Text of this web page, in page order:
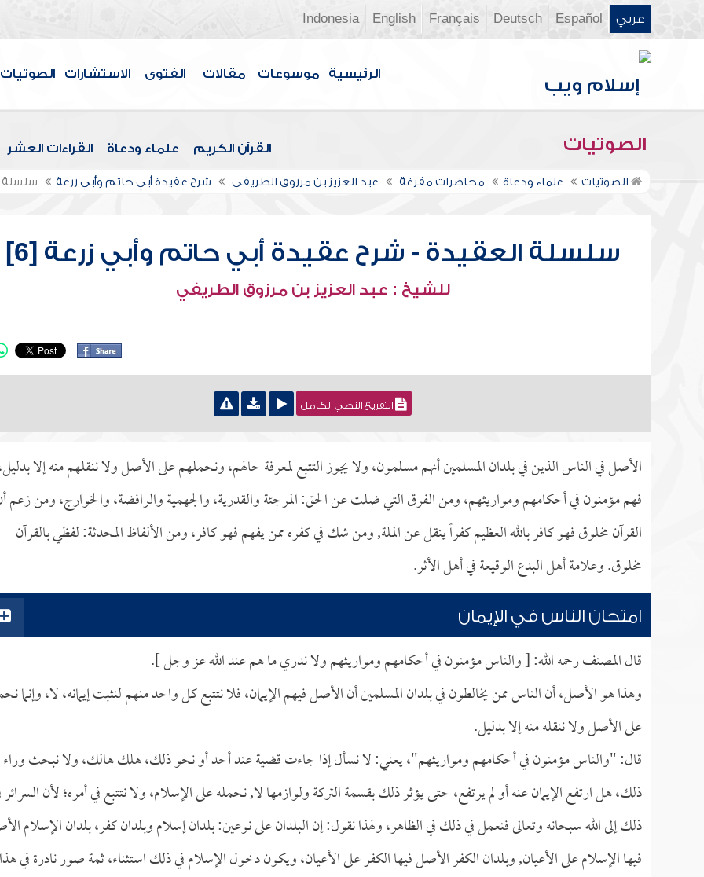
عربي Español
Deutsch
Français
English
Indonesia
الرئيسية موسوعات مقالات الفتوى الاستشارات الصوتيات
الصوتيات القرآن الكريم علماء ودعاة القراءات العشر
الصوتيات علماء ودعاة محاضرات مفرغة عبد العزيز بن مرزوق الطريفي شرح عقيدة أبي حاتم وأبي زرعة سلسلة
سلسلة العقيدة - شرح عقيدة أبي حاتم وأبي زرعة [6]
للشيخ : عبد العزيز بن مرزوق الطريفي
التفريغ النصي الكامل
الأصل في الناس الذين في بلدان المسلمين أنهم مسلمون، ولا يجوز التتبع لمعرفة حالهم، ونحملهم على الأصل ولا ننقلهم منه إلا
فهم مؤمنون في أحكامهم ومواريثهم، ومن الفرق التي ضلت عن الحق: المرجئة والقدرية، والجهمية والرافضة، والخوارج، ومن زعم
القرآن مخلوق فهو كافر بالله العظيم كفراً ينقل عن الملة, ومن شك في كفره ممن يفهم فهو كافر، ومن الألفاظ المحدثة: لفظي بالقرآن
مخلوق. وعلامة أهل البدع الوقيعة في أهل الأثر.
امتحان الناس في الإيمان
قال المصنف رحمه الله: [ والناس مؤمنون في أحكامهم ومواريثهم ولا ندري ما هم عند الله عز وجل ].
وهذا هو الأصل، أن الناس ممن يخالطون في بلدان المسلمين أن الأصل فيهم الإيمان، فلا نتتبع كل واحد منهم لنثبت إيمانه، لا، وإنما
على الأصل ولا ننقله منه إلا بدليل.
قال: "والناس مؤمنون في أحكامهم ومواريثهم"، يعني: لا نسأل إذا جاءت قضية عند أحد أو نحو ذلك، هلك هالك، ولا نبحث وراء
ذلك، هل ارتفع الإيمان عنه أو لم يرتفع، حتى يؤثر ذلك بقسمة التركة ولوازمها لا, نحمله على الإسلام، ولا نتتبع في أمره؛ لأن
ذلك إلى الله سبحانه وتعالى فنعمل في ذلك في الظاهر، ولهذا نقول: إن البلدان على نوعين: بلدان إسلام وبلدان كفر، بلدان الإسلام
فيها الإسلام على الأعيان, وبلدان الكفر الأصل فيها الكفر على الأعيان، ويكون دخول الإسلام في ذلك استثناء، ثمة صور نادرة في